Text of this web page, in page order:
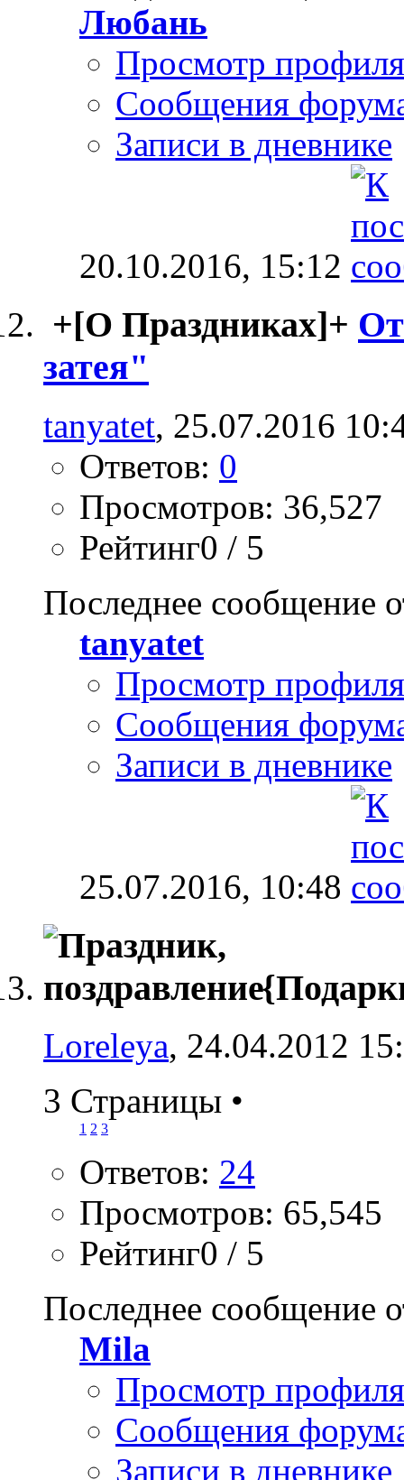
Любань
Просмотр профиля
Сообщения
Записи в дневнике
20.10.2016, 15:12
+[О Праздниках]+
затея"
tanyatet, 25.07.2016
Ответов: 0
Просмотров: 36,527
Рейтинг0 / 5
Последнее сообщение
tanyatet
Просмотр профиля
Сообщения
Записи в дневнике
25.07.2016, 10:48
Loreleya, 24.04.2012
3 Страницы •
1 2 3
Ответов: 24
Просмотров: 65,545
Рейтинг0 / 5
Последнее сообщение
Mila
Просмотр профиля
Сообщения
Записи в дневнике